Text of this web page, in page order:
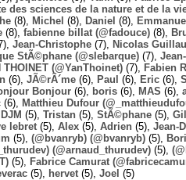
des sciences de la nature et de la
(8), Michel (8), Daniel (8), Emmanuel
(8), fabienne billat (@fadouce) (8),
Jean-Christophe (7), Nicolas
StÃ©phane (@slebarque) (7),
THOINET (@YanThoinet) (7), Fabien
(6), JÃ©rÃ´me (6), Paul (6), Eric (6),
Bonjour (6), boris (6), MAS (6),
(6), Matthieu Dufour
DJM (5), Tristan (5), StÃ©phane (5),
lebret (5), Alex (5), Adrien (5), Jean-
(5), (@bvanryb) (@bvanryb) (5),
(@arnaud_thurudev) (5),
(5), Fabrice Camurat
(5), hervet (5), Joel (5)